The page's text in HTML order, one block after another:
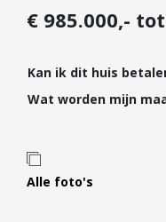
Particulieren
Hypotheekadvies
€ 985.000,-
Kan ik dit huis
Wat worden mijn
Alle foto's